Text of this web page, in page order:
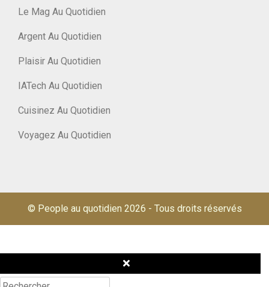
Le Mag Au Quotidien
Argent Au Quotidien
Plaisir Au Quotidien
IATech Au Quotidien
Cuisinez Au Quotidien
Voyagez Au Quotidien
© People au quotidien 2026 - Tous droits réservés
Rechercher :